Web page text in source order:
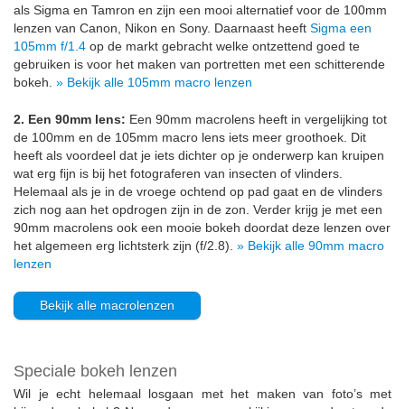
als Sigma en Tamron en zijn een mooi alternatief voor de 100mm
lenzen van Canon, Nikon en Sony. Daarnaast heeft Sigma een
105mm f/1.4 op de markt gebracht welke ontzettend goed te
gebruiken is voor het maken van portretten met een schitterende
bokeh. » Bekijk alle 105mm macro lenzen
2. Een 90mm lens: Een 90mm macrolens heeft in vergelijking tot
de 100mm en de 105mm macro lens iets meer groothoek. Dit
heeft als voordeel dat je iets dichter op je onderwerp kan kruipen
wat erg fijn is bij het fotograferen van insecten of vlinders.
Helemaal als je in de vroege ochtend op pad gaat en de vlinders
zich nog aan het opdrogen zijn in de zon. Verder krijg je met een
90mm macrolens ook een mooie bokeh doordat deze lenzen over
het algemeen erg lichtsterk zijn (f/2.8). » Bekijk alle 90mm macro
lenzen
Bekijk alle macrolenzen
Speciale bokeh lenzen
Wil je echt helemaal losgaan met het maken van foto’s met